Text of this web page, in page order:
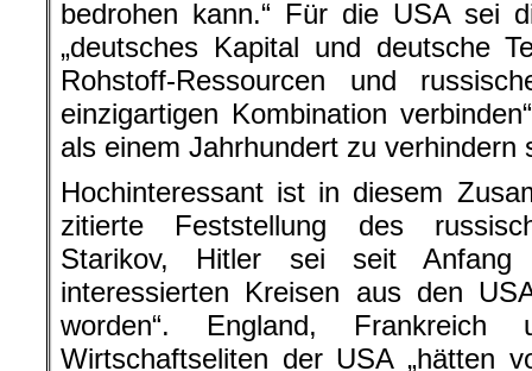
bedrohen kann.“ Für die USA sei
„deutsches Kapital und deutsche
Rohstoff-Ressourcen und
einzigartigen Kombination
als einem Jahrhundert zu verhindern
Hochinteressant ist in diesem
zitierte Feststellung des
Starikov, Hitler sei seit Anfang
interessierten Kreisen aus den
worden“. England,
Wirtschaftseliten der USA „hätten